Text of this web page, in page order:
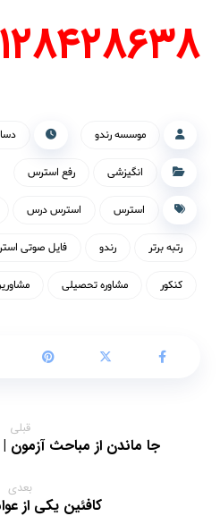
موسسه رندو
انگیزشی رفع استرس
استرس استرس درس
رتبه برتر رندو فایل صوتی
کنکور مشاوره تحصیلی
قبلی
جا ماندن از مباحث آزمون
بعدی
کافئین یکی از